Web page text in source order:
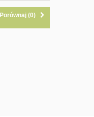
Porównaj (0)